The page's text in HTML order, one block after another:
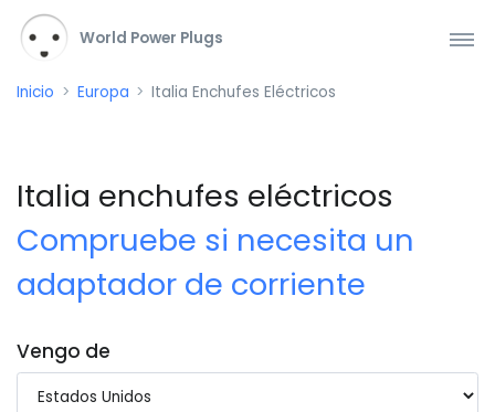
World Power Plugs
Inicio Europa Italia Enchufes Eléctricos
Italia enchufes eléctricos
Compruebe si necesita un
adaptador de corriente
Vengo de